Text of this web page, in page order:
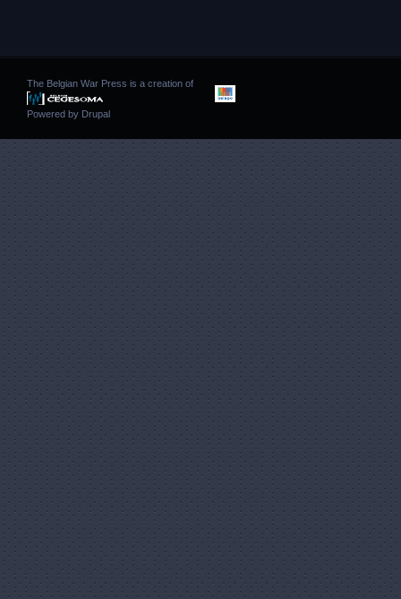
The Belgian War Press is a creation of
Powered by Drupal